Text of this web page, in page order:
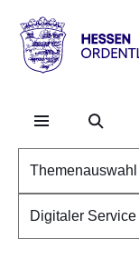
Hessen
Ordentliche
Gerichtsbarkeit
Themenauswahl
Digitaler